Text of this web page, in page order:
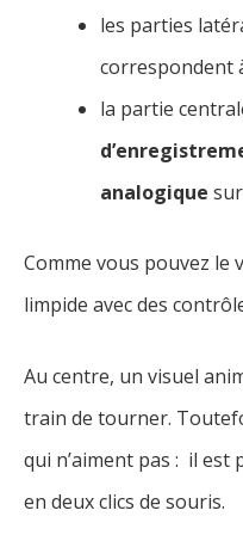
les parties
correspondent
la partie
analogique
Comme vous pouvez le
limpide avec des
Au centre, un visuel
train de tourner.
qui n’aiment pas : il est
en deux clics de souris.